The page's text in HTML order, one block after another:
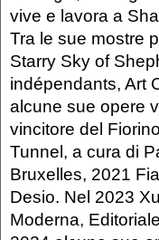
vive e lavora a
Tra le sue mostre
Starry Sky of
indépendants, Art
alcune sue opere
vincitore del
Tunnel, a cura di
Bruxelles, 2021
Desio. Nel 2023
Moderna,